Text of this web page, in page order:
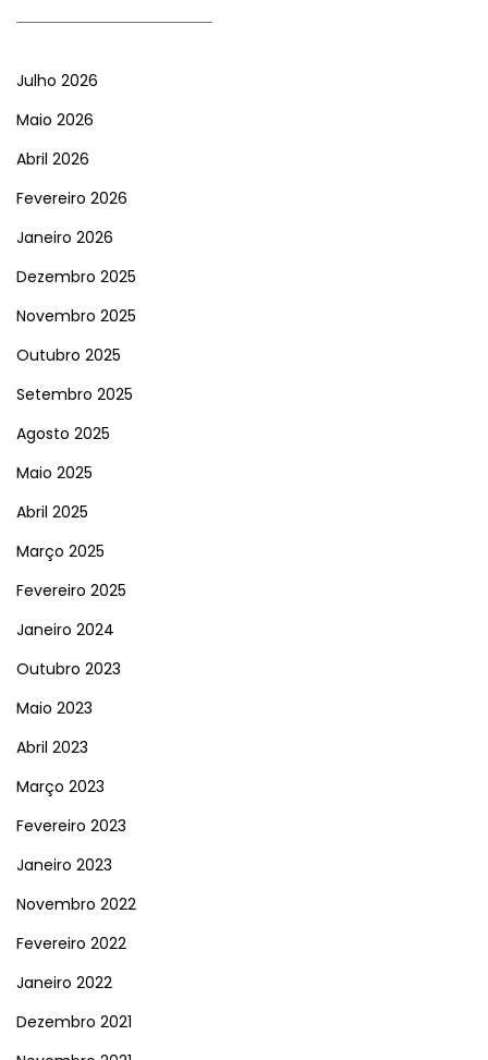
Julho 2026
Maio 2026
Abril 2026
Fevereiro 2026
Janeiro 2026
Dezembro 2025
Novembro 2025
Outubro 2025
Setembro 2025
Agosto 2025
Maio 2025
Abril 2025
Março 2025
Fevereiro 2025
Janeiro 2024
Outubro 2023
Maio 2023
Abril 2023
Março 2023
Fevereiro 2023
Janeiro 2023
Novembro 2022
Fevereiro 2022
Janeiro 2022
Dezembro 2021